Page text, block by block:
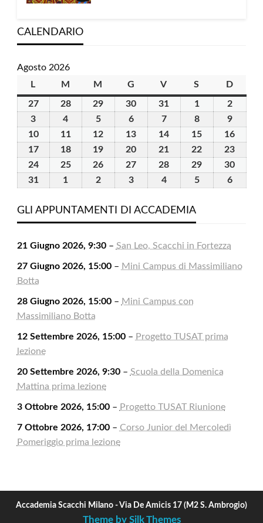
CALENDARIO
Agosto 2026
L
M martedì
M mercoledì
G giovedìV venerdì
S D
2727
Luglio
2026
2828
29 30 31 11
Agosto
2026
22
Agosto
2026
3
Agosto
2026
4
Agosto
2026
55
Agosto
2026
66
Agosto
2026
77
Agosto
2026
88
Agosto
2026
99
Agosto
2026
1010
Agosto
2026
1111
Agosto
2026
12
Agosto
13
Agosto
14
Agosto
15
Agosto
16
1717
Agosto
1818
Agosto
19
Agosto
20
Agosto
21
Agosto
22
Agosto
23
2424
Agosto
2525
Agosto
26
Agosto
27
Agosto
28
Agosto
29
Agosto
30
3131
2026
1
2026
22
2026
33
2026
44
2026
55
66
GLI APPUNTAMENTI DI ACCADEMIA
21 Giugno 2026, 9:30– San Leo, Scacchi in Fortezza
27 Giugno 2026, 15:00– Mini Campus di Massimiliano
Botta
28 Giugno 2026, 15:00– Mini Campus con
Massimiliano Botta
12 Settembre 2026, 15:00– Progetto TUSAT prima
lezione
20 Settembre 2026, 9:30– Scuola della Domenica
Mattina prima lezione
3 Ottobre 2026, 15:00– Progetto TUSAT Riunione
7 Ottobre 2026, 17:00– Corso Junior del Mercoledì
Pomeriggio prima lezione
Accademia Scacchi Milano - Via De Amicis 17 (M2 S. Ambrogio)
Theme by Silk Themes